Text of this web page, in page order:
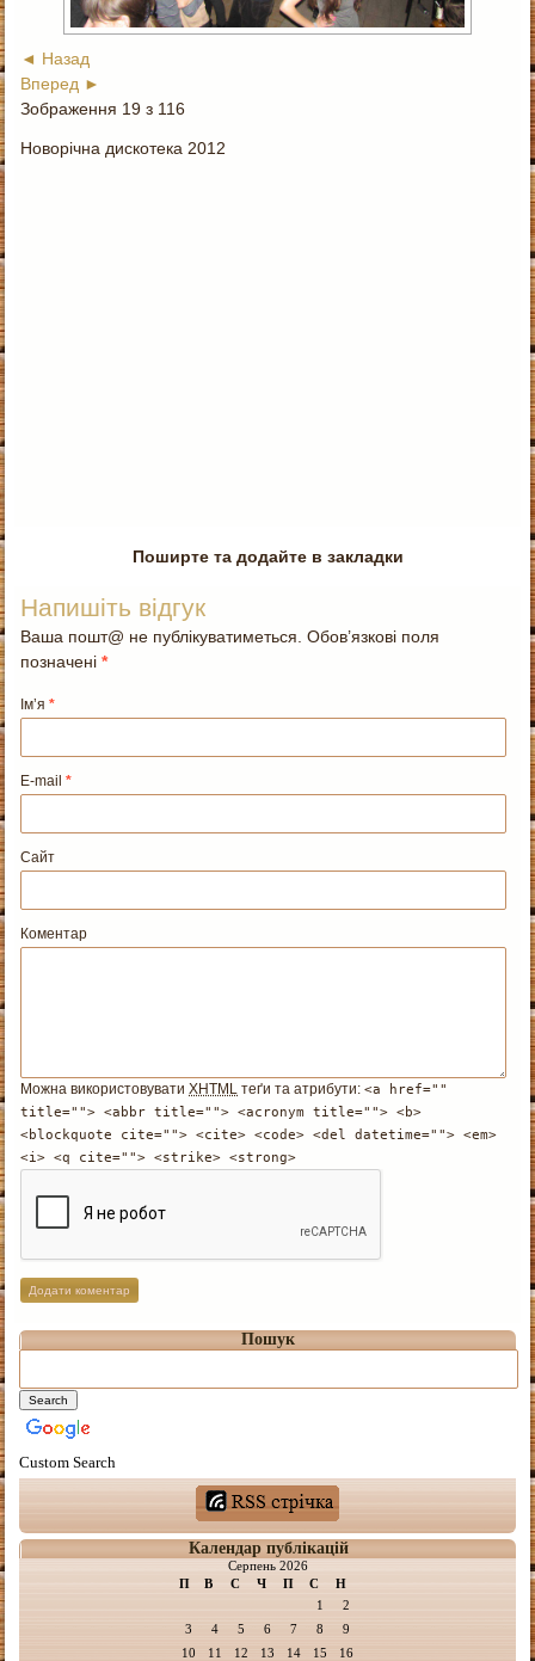
◄ Назад
Вперед ►
Зображення 19 з 116
Новорічна дискотека 2012
Поширте та додайте в закладки
Напишіть відгук
Ваша пошт@ не публікуватиметься. Обов’язкові поля
позначені*
Ім’я*
E-mail*
Сайт
Коментар
Можна використовуватиXHTML теґи та атрибути:<a href=""
title=""> <abbr title=""> <acronym title=""> <b>
<blockquote cite=""> <cite> <code> <del datetime=""> <em>
<i> <q cite=""> <strike> <strong>
Пошук
Custom Search
Календар публікацій
Серпень 2026
П
В С Ч П С Н
1
2
3
4 5 6 7 8
9
10
11 12 13 14 15
16